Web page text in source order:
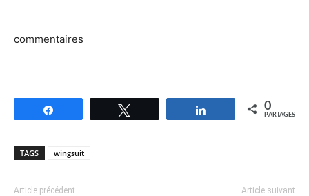
commentaires
Partagez 0
PARTAGES
TAGS wingsuit
Article précédent Article suivant